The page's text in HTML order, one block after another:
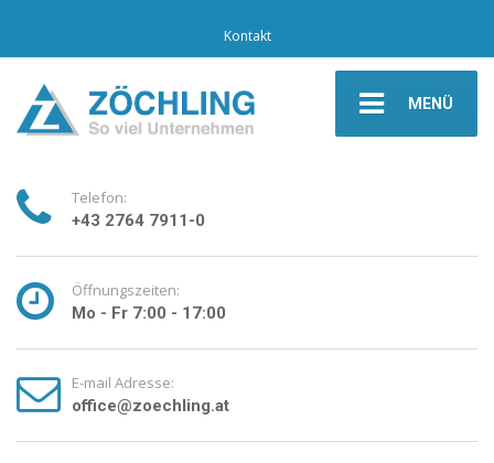
Kontakt
MENÜ
Telefon:
+43 2764 7911-0
Öffnungszeiten:
Mo - Fr 7:00 - 17:00
E-mail Adresse:
office@zoechling.at